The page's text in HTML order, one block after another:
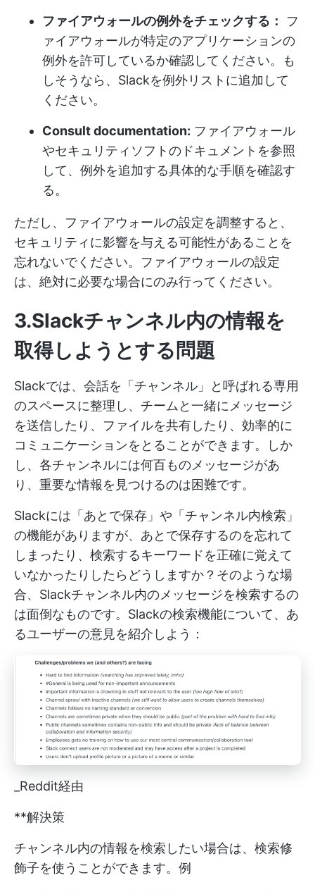
ファイアウォールの例外をチェックする：
フ
ァイアウォールが特定のアプリケーションの
例外を許可しているか確認してください。も
しそうなら、Slackを例外リストに追加して
ください。
Consult documentation: ファイアウォール
やセキュリティソフトのドキュメントを参照
して、例外を追加する具体的な手順を確認す
る。
ただし、ファイアウォールの設定を調整すると、
セキュリティに影響を与える可能性があることを
忘れないでください。ファイアウォールの設定
は、絶対に必要な場合にのみ行ってください。
3.Slackチャンネル内の情報を
取得しようとする問題
Slackでは、会話を「チャンネル」と呼ばれる専用
のスペースに整理し、チームと一緒にメッセージ
を送信したり、ファイルを共有したり、効率的に
コミュニケーションをとることができます。しか
し、各チャンネルには何百ものメッセージがあ
り、重要な情報を見つけるのは困難です。
Slackには「あとで保存」や「チャンネル内検索」
の機能がありますが、あとで保存するのを忘れて
しまったり、検索するキーワードを正確に覚えて
いなかったりしたらどうしますか？そのような場
合、Slackチャンネル内のメッセージを検索するの
は面倒なものです。Slackの検索機能について、あ
るユーザーの意見を紹介しよう：
_Reddit経由
**解決策
チャンネル内の情報を検索したい場合は、検索修
飾子を使うことができます。例